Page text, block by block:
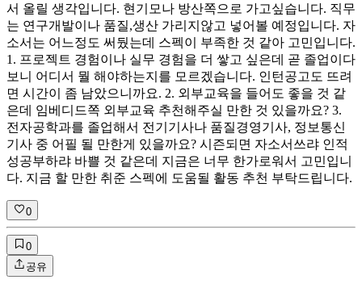
서 올릴 생각입니다. 현기모나 방산쪽으로 가고싶습니다. 직무
는 연구개발이나 품질,생산 가리지않고 넣어볼 예정입니다. 자
소서는 어느정도 써뒀는데 스펙이 부족한 것 같아 고민입니다.
1. 프로젝트 경험이나 실무 경험을 더 쌓고 싶은데 곧 졸업이다
보니 어디서 뭘 해야하는지를 모르겠습니다. 인턴공고도 뜨려
면 시간이 좀 남았으니까요. 2. 외부교육을 들어도 좋을 것 같
은데 임베디드쪽 외부교육 추천해주실 만한 것 있을까요? 3.
전자공학과를 졸업해서 전기기사나 품질경영기사, 정보통신
기사 중 어필 될 만한게 있을까요? 시즌되면 자소서쓰랴 인적
성공부하랴 바쁠 것 같은데 지금은 너무 한가로워서 고민입니
다. 지금 할 만한 취준 스펙에 도움될 활동 추천 부탁드립니다.
0
0
공유